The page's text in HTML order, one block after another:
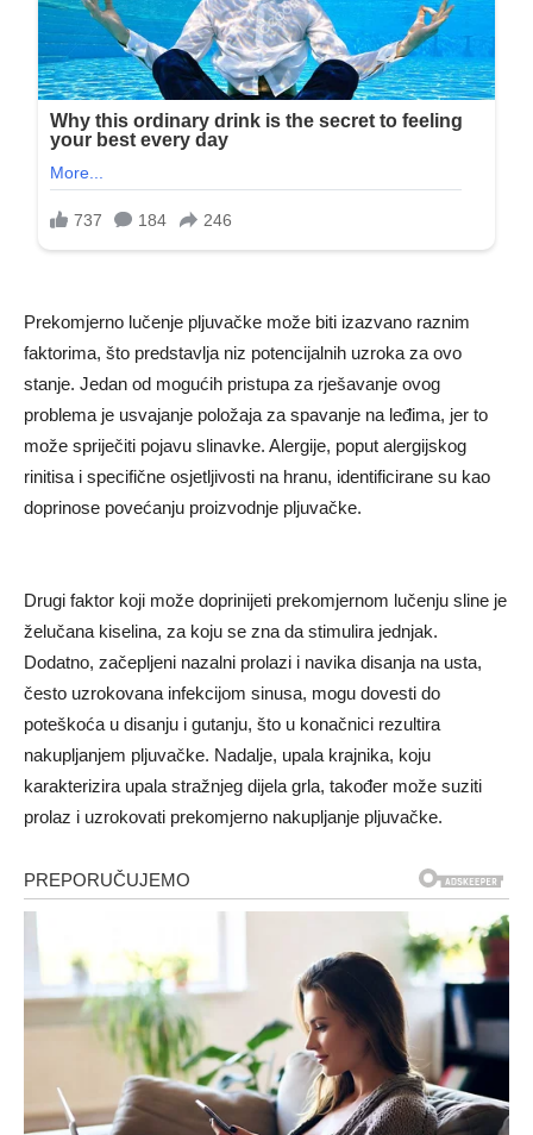
Prekomjerno lučenje pljuvačke može biti izazvano raznim
faktorima, što predstavlja niz potencijalnih uzroka za ovo
stanje. Jedan od mogućih pristupa za rješavanje ovog
problema je usvajanje položaja za spavanje na leđima, jer to
može spriječiti pojavu slinavke. Alergije, poput alergijskog
rinitisa i specifične osjetljivosti na hranu, identificirane su kao
doprinose povećanju proizvodnje pljuvačke.
Drugi faktor koji može doprinijeti prekomjernom lučenju sline je
želučana kiselina, za koju se zna da stimulira jednjak.
Dodatno, začepljeni nazalni prolazi i navika disanja na usta,
često uzrokovana infekcijom sinusa, mogu dovesti do
poteškoća u disanju i gutanju, što u konačnici rezultira
nakupljanjem pljuvačke. Nadalje, upala krajnika, koju
karakterizira upala stražnjeg dijela grla, također može suziti
prolaz i uzrokovati prekomjerno nakupljanje pljuvačke.